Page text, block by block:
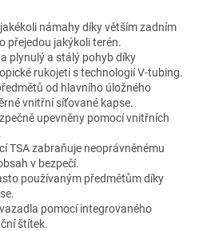
námahy díky větším zadním
přejedou jakýkoli terén.
plynulý a stálý pohyb díky
rukojeti s technologií V-tubing.
od hlavního úložného
vnitřní síťované kapse.
upevněny pomocí vnitřních
TSA zabraňuje neoprávněnému
v bezpečí.
používaným předmětům díky
pomocí integrovaného
štítek.